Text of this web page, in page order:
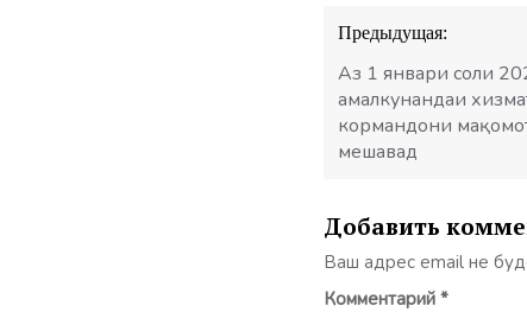
Навигация
по
записям
Предыдущая:
Аз 1 январи соли
амалкунандаи
кормандони
мешавад
Добавить
Ваш адрес email не
Комментарий *